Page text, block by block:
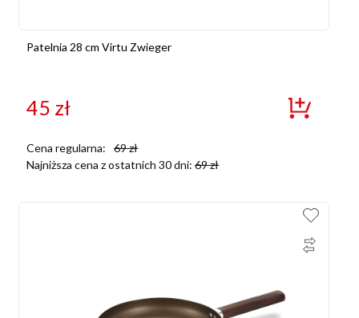
Patelnia 28 cm Virtu Zwieger
45 zł
Cena regularna: 69zł
Najniższa cena z ostatnich 30 dni:69zł